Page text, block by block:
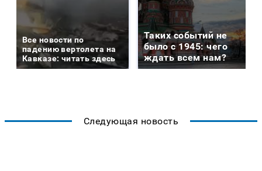
Все новости по
падению вертолета на
Кавказе: читать здесь
Таких событий не
было с 1945: чего
ждать всем нам?
Следующая новость